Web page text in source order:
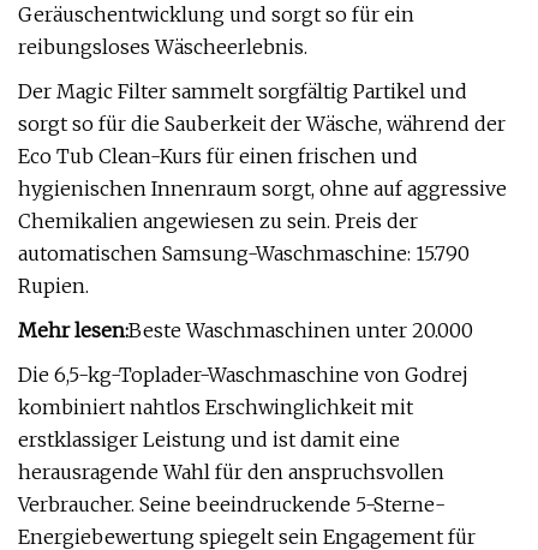
Geräuschentwicklung und sorgt so für ein
reibungsloses Wäscheerlebnis.
Der Magic Filter sammelt sorgfältig Partikel und
sorgt so für die Sauberkeit der Wäsche, während der
Eco Tub Clean-Kurs für einen frischen und
hygienischen Innenraum sorgt, ohne auf aggressive
Chemikalien angewiesen zu sein. Preis der
automatischen Samsung-Waschmaschine: 15.790
Rupien.
Mehr lesen:Beste Waschmaschinen unter 20.000
Die 6,5-kg-Toplader-Waschmaschine von Godrej
kombiniert nahtlos Erschwinglichkeit mit
erstklassiger Leistung und ist damit eine
herausragende Wahl für den anspruchsvollen
Verbraucher. Seine beeindruckende 5-Sterne-
Energiebewertung spiegelt sein Engagement für